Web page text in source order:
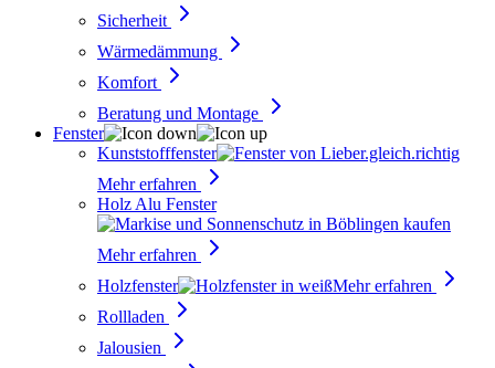
Sicherheit
Wärmedämmung
Komfort
Beratung und Montage
Fenster
Kunststofffenster
Mehr erfahren
Holz Alu Fenster
Mehr erfahren
Holzfenster
Mehr erfahren
Rollladen
Jalousien